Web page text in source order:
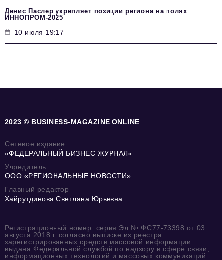
Денис Паслер укрепляет позиции региона на полях
ИННОПРОМ-2025
10 июля 19:17
2023 © BUSINESS-MAGAZINE.ONLINE
Сетевое издание
«ФЕДЕРАЛЬНЫЙ БИЗНЕС ЖУРНАЛ»
Учредитель
ООО «РЕГИОНАЛЬНЫЕ НОВОСТИ»
Главный редактор
Хайрутдинова Светлана Юрьевна
Регистрационный номер: серия Эл № ФС77-73398 от 03
августа 2018 г. согласно выписке из реестра
зарегистрированных средств массовой информации
выдана Федеральной службой по надзору в сфере связи,
информационных технологий и массовых коммуникаций.